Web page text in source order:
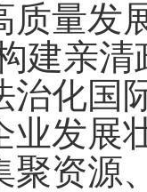
质量发
建亲
治化国
业发展
聚资源